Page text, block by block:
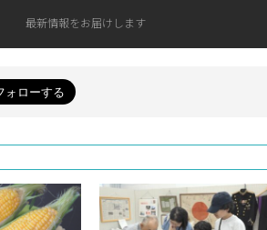
最新情報をお届けします